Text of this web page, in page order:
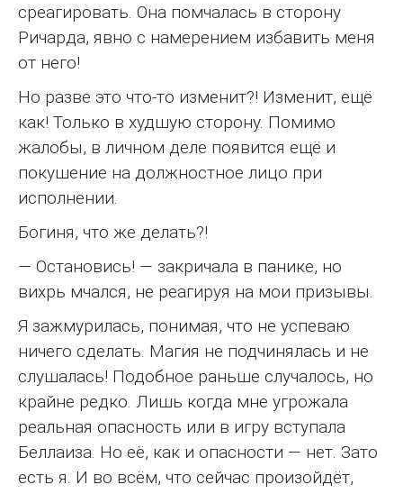
среагировать. Она помчалась в сторону
Ричарда, явно с намерением избавить меня
от него!
Но разве это что-то изменит?! Изменит, ещё
как! Только в худшую сторону. Помимо
жалобы, в личном деле появится ещё и
покушение на должностное лицо при
исполнении.
Богиня, что же делать?!
— Остановись! — закричала в панике, но
вихрь мчался, не реагируя на мои призывы.
Я зажмурилась, понимая, что не успеваю
ничего сделать. Магия не подчинялась и не
слушалась! Подобное раньше случалось, но
крайне редко. Лишь когда мне угрожала
реальная опасность или в игру вступала
Беллаиза. Но её, как и опасности — нет. Зато
есть я. И во всём, что сейчас произойдёт,